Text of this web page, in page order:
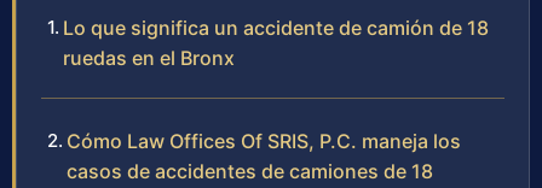
Lo que significa un accidente de camión de 18
ruedas en el Bronx
Cómo Law Offices Of SRIS, P.C. maneja los
casos de accidentes de camiones de 18